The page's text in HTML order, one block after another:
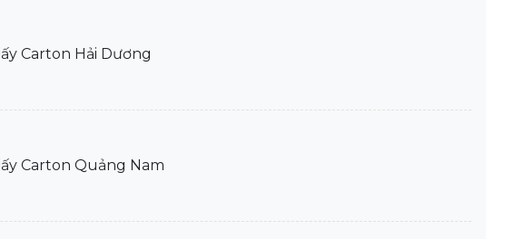
Carton Hải Dương
Carton Quảng Nam